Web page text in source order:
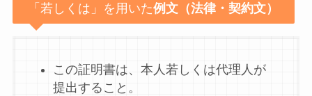
「若しくは」を用いた例文（法律・契約文）
この証明書は、本人若しくは代理人が
提出すること。